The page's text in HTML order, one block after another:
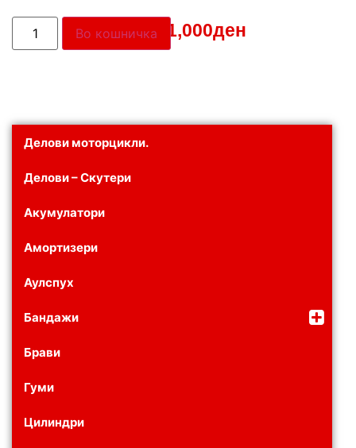
Делови моторцикли.
Делови – Скутери
Акумулатори
Амортизери
Аулспух
Бандажи
Брави
Гуми
Цилиндри
Цена: 1,000ден
Во кошничка